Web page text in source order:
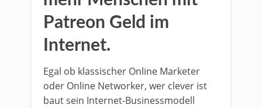
Patreon Geld im
Internet.
Egal ob klassischer Online Marketer
oder Online Networker, wer clever ist
baut sein Internet-Businessmodell